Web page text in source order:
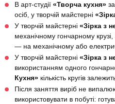
В арт-студії «Творча кухня»
осіб, у творчій майстерні
У творчій майстерні «Зірка з
механічному гончарному крузі,
— на механічному або
У творчій майстерні «Зірка з
використанням одного
Кухня» кількість кругів
Після заняття виріб не
використовувати в побуті: